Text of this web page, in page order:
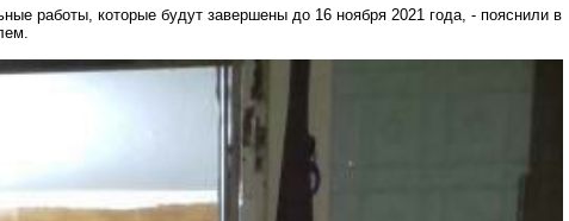
работы, которые будут завершены до 16 ноября 2021 года, - пояснили в